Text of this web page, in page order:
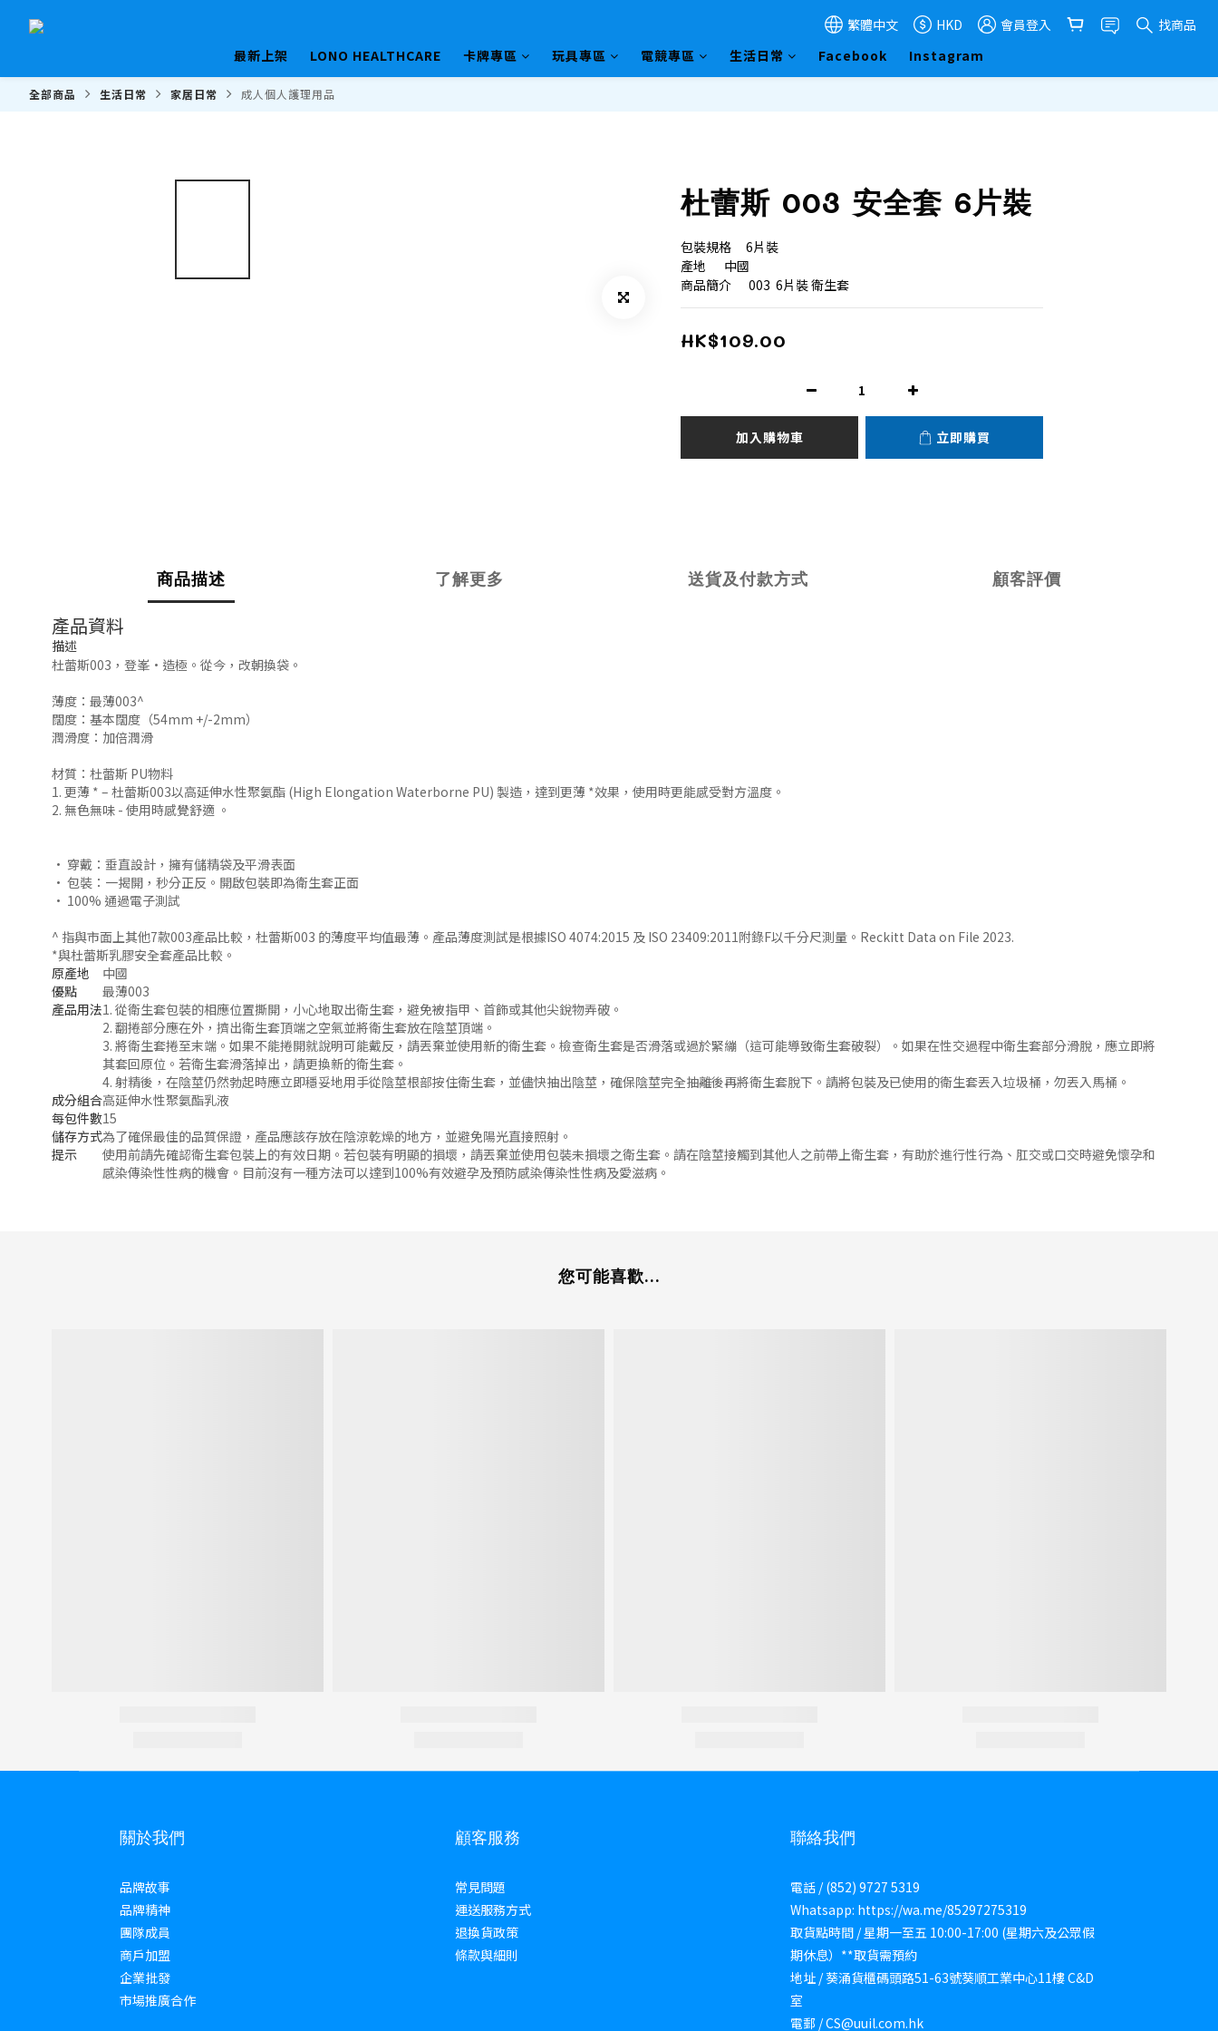
繁體中文 HKD 會員登入
找商品
最新上架
LONO HEALTHCARE 卡牌專區 玩具專區 電競專區 生活日常 Facebook Instagram
全部商品 生活日常 家居日常 成人個人護理用品
杜蕾斯 003 安全套 6片裝
包裝規格	6片裝
產地	中國
商品簡介	 003  6片裝 衛生套
HK$109.00
加入購物車 立即購買
商品描述 了解更多 送貨及付款方式 顧客評價
產品資料
描述
杜蕾斯003，登峯·造極。從今，改朝換袋。
薄度：最薄003^
闊度：基本闊度（54mm +/-2mm）
潤滑度：加倍潤滑
材質：杜蕾斯 PU物料
1. 更薄 * – 杜蕾斯003以高延伸水性聚氨酯 (High Elongation Waterborne PU) 製造，達到更薄 *效果，使用時更能感受對方溫度。
2. 無色無味 - 使用時感覺舒適 。
• 穿戴：垂直設計，擁有儲精袋及平滑表面
• 包裝：一揭開，秒分正反。開啟包裝即為衛生套正面
• 100% 通過電子測試
^ 指與市面上其他7款003產品比較，杜蕾斯003 的薄度平均值最薄。產品薄度測試是根據ISO 4074:2015 及 ISO 23409:2011附錄F以千分尺測量。Reckitt Data on File 2023.
*與杜蕾斯乳膠安全套產品比較。
原產地
中國
優點
最薄003
產品用法1. 從衛生套包裝的相應位置撕開，小心地取出衛生套，避免被指甲、首飾或其他尖銳物弄破。
2. 翻捲部分應在外，擠出衛生套頂端之空氣並將衛生套放在陰莖頂端。
3. 將衛生套捲至末端。如果不能捲開就說明可能戴反，請丟棄並使用新的衛生套。檢查衛生套是否滑落或過於緊繃（這可能導致衛生套破裂）。如果在性交過程中衛生套部分滑脫，應立即將
其套回原位。若衛生套滑落掉出，請更換新的衛生套。
4. 射精後，在陰莖仍然勃起時應立即穩妥地用手從陰莖根部按住衛生套，並儘快抽出陰莖，確保陰莖完全抽離後再將衛生套脫下。請將包裝及已使用的衛生套丟入垃圾桶，勿丟入馬桶。
成分組合高延伸水性聚氨酯乳液
每包件數15
儲存方式為了確保最佳的品質保證，產品應該存放在陰涼乾燥的地方，並避免陽光直接照射。
提示
使用前請先確認衛生套包裝上的有效日期。若包裝有明顯的損壞，請丟棄並使用包裝未損壞之衛生套。請在陰莖接觸到其他人之前帶上衛生套，有助於進行性行為、肛交或口交時避免懷孕和
感染傳染性性病的機會。目前沒有一種方法可以達到100%有效避孕及預防感染傳染性性病及愛滋病。
您可能喜歡...
關於我們
品牌故事
品牌精神
團隊成員
商戶加盟
企業批發
市場推廣合作
顧客服務
常見問題
運送服務方式
退換貨政策
條款與細則
聯絡我們
電話 / (852) 9727 5319
Whatsapp: https://wa.me/85297275319
取貨點時間 / 星期一至五 10:00-17:00 (星期六及公眾假
期休息）**取貨需預約
地址 / 葵涌貨櫃碼頭路51-63號葵順工業中心11樓 C&D
室
電郵 / CS@uuil.com.hk